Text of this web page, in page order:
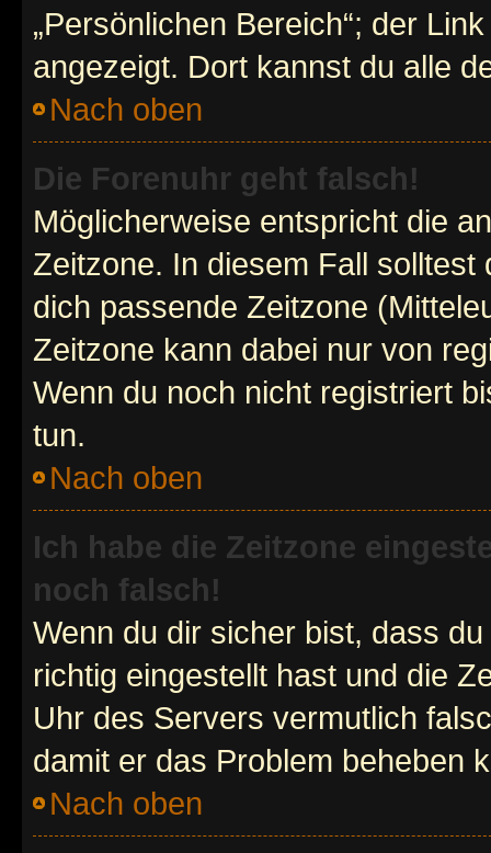
„Persönlichen Bereich“; der
angezeigt. Dort kannst du alle
Nach oben
Die Forenuhr geht falsch!
Möglicherweise entspricht die
Zeitzone. In diesem Fall solltest
dich passende Zeitzone
Zeitzone kann dabei nur von
Wenn du noch nicht registriert
tun.
Nach oben
Ich habe die Zeitzone
noch falsch!
Wenn du dir sicher bist, dass
richtig eingestellt hast und die
Uhr des Servers vermutlich
damit er das Problem beheben
Nach oben